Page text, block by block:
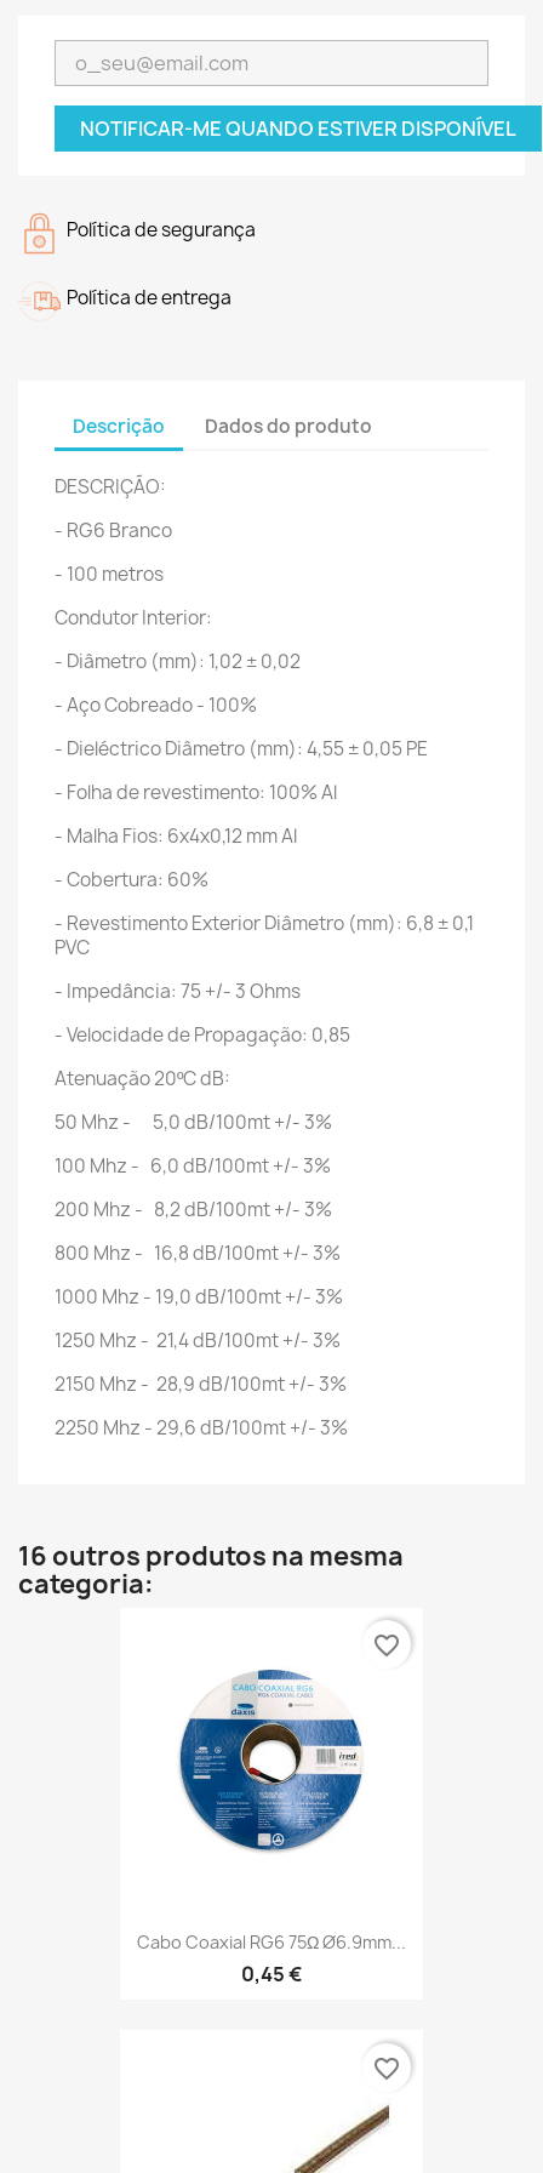
NOTIFICAR-ME QUANDO ESTIVER DISPONÍVEL
Política de segurança
Política de entrega
Descrição Dados do produto
DESCRIÇÃO:
- RG6 Branco
- 100 metros
Condutor Interior:
- Diâmetro (mm): 1,02 ± 0,02
- Aço Cobreado - 100%
- Dieléctrico Diâmetro (mm): 4,55 ± 0,05 PE
- Folha de revestimento: 100% Al
- Malha Fios: 6x4x0,12 mm Al
- Cobertura: 60%
- Revestimento Exterior Diâmetro (mm): 6,8 ± 0,1
PVC
- Impedância: 75 +/- 3 Ohms
- Velocidade de Propagação: 0,85
Atenuação 20ºC dB:
50 Mhz - 5,0 dB/100mt +/- 3%
100 Mhz - 6,0 dB/100mt +/- 3%
200 Mhz - 8,2 dB/100mt +/- 3%
800 Mhz - 16,8 dB/100mt +/- 3%
1000 Mhz - 19,0 dB/100mt +/- 3%
1250 Mhz - 21,4 dB/100mt +/- 3%
2150 Mhz - 28,9 dB/100mt +/- 3%
2250 Mhz - 29,6 dB/100mt +/- 3%
16 outros produtos na mesma
categoria:
Cabo Coaxial RG6 75Ω Ø6.9mm...
0,45 €
favorite_border
favorite_border